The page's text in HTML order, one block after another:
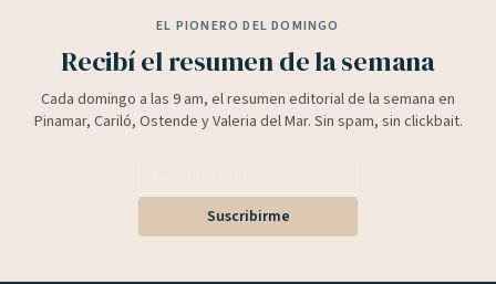
EL PIONERO DEL DOMINGO
Recibí el resumen de la semana
Cada domingo a las 9 am, el resumen editorial de la semana en
Pinamar, Cariló, Ostende y Valeria del Mar. Sin spam, sin clickbait.
Suscribirme